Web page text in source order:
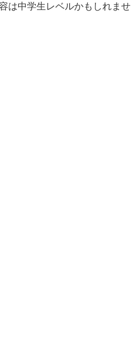
は中学生レベルかもしれませ